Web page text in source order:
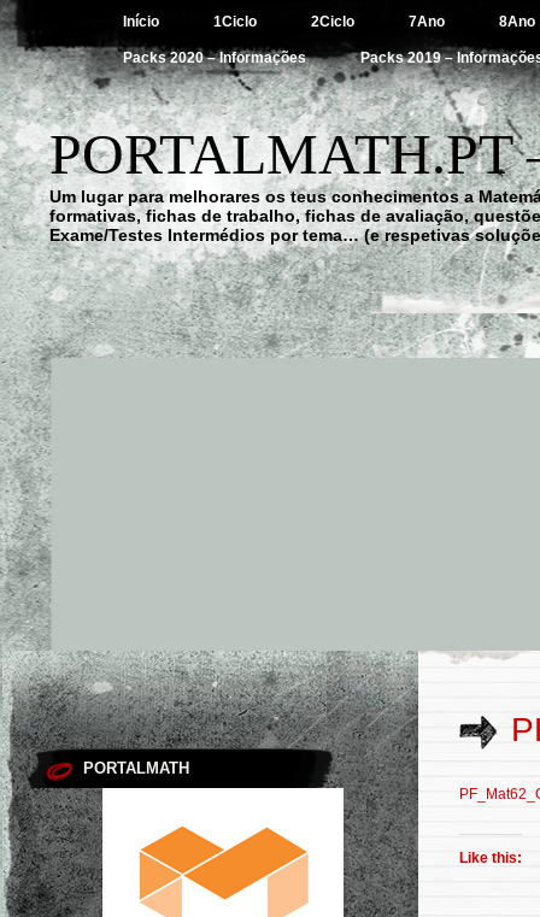
Início 1Ciclo 2Ciclo 7Ano 8Ano
Packs 2020 – Informações Packs 2019 –
Um lugar para melhorares os teus conhecimentos a
formativas, fichas de trabalho, fichas de avaliação,
Exame/Testes Intermédios por tema… (e respetivas
PORTALMATH
Like this: